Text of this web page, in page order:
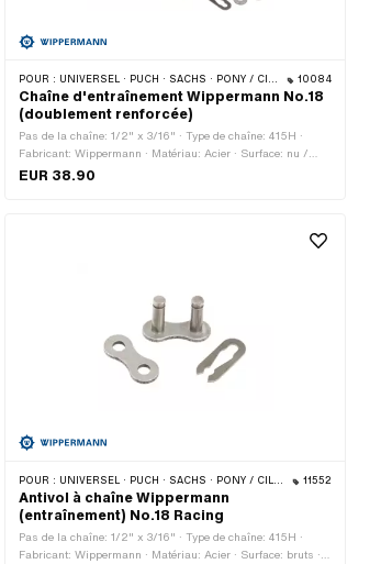
POUR : UNIVERSEL · PUCH · SACHS · PONY / CILO (BÊTA 521 & 512) · ZÜNDAPP BELMONDO · TOMOS · BYE BIKE · CILO 10084
Chaîne d'entraînement Wippermann No.18
(doublement renforcée)
Pas de la chaîne: 1/2" x 3/16" · Type de chaîne: 415H ·
Fabricant: Wippermann · Matériau: Acier · Surface: nu /
huilé · Nombre de maillons: 114 pcs · Circonférence de
EUR 38.90
POUR : UNIVERSEL · PUCH · SACHS · PONY / CILO (BÊTA 521 & 512) · ZÜNDAPP BELMONDO · TOMOS · BYE BIKE 11552
Antivol à chaîne Wippermann
(entraînement) No.18 Racing
Pas de la chaîne: 1/2" x 3/16" · Type de chaîne: 415H ·
Fabricant: Wippermann · Matériau: Acier · Surface: bruts ·